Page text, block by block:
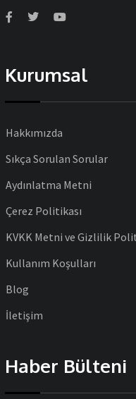
Kurumsal
Hakkımızda
Sıkça Sorulan Sorular
Aydınlatma Metni
Çerez Politikası
KVKK Metni ve Gizlilik
Kullanım Koşulları
Blog
İletişim
Haber Bülteni